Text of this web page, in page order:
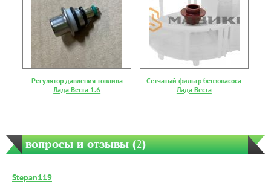
Регулятор давления топлива
Лада Веста 1.6
Сетчатый фильтр бензонасоса
Лада Веста
вопросы и отзывы (2)
Stepan119